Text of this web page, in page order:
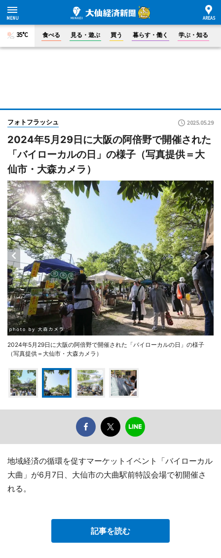
35°C 食べる 見る・遊ぶ 買う 暮らす・働く 学ぶ・知る
フォトフラッシュ 2025.05.29
2024年5月29日に大阪の阿倍野で開催された
「バイローカルの日」の様子（写真提供＝大
仙市・大森カメラ）
2024年5月29日に大阪の阿倍野で開催された「バイローカルの日」の様子
（写真提供＝大仙市・大森カメラ）
地域経済の循環を促すマーケットイベント「バイローカル
大曲」が6月7日、大仙市の大曲駅前特設会場で初開催さ
れる。
記事を読む